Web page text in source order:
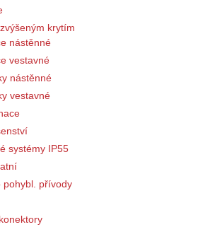
krytím
nástěnné
vestavné
nástěnné
vestavné
systémy IP55
pohybl. přívody